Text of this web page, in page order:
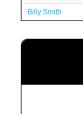
Billy Smith